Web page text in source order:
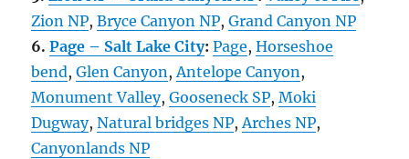
Zion NP,Bryce Canyon NP,Grand Canyon NP
6.Page – Salt Lake City: Page,Horseshoe
bend,Glen Canyon,Antelope Canyon,
Monument Valley,Gooseneck SP,Moki
Dugway,Natural bridges NP,Arches NP,
Canyonlands NP